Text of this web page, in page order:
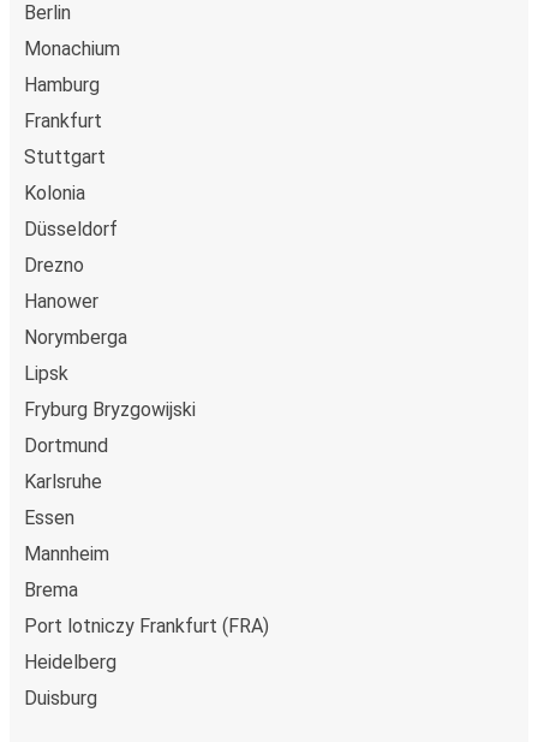
Berlin
Monachium
Hamburg
Frankfurt
Stuttgart
Kolonia
Düsseldorf
Drezno
Hanower
Norymberga
Lipsk
Fryburg Bryzgowijski
Dortmund
Karlsruhe
Essen
Mannheim
Brema
Port lotniczy Frankfurt (FRA)
Heidelberg
Duisburg